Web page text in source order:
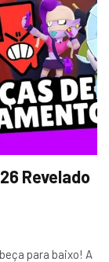
Revelado
para baixo! A